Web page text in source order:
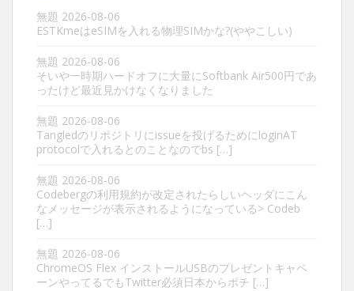
無題 2026-08-06
ESTKmeはeSIMを入れる物理SIMかな?(ややこしい)
無題 2026-08-06
そいや一時期ハードオフに大量にSoftbank Air500円であ
ったけど最近見かけなくなりました
無題 2026-08-06
Tangledのリポジトリにissueを投げるためにloginAT
protocolで入れるとのことなのでbs […]
無題 2026-08-06
Codebergの利用規約が改定されたらしいヘッダにこん
なメッセージが表示されるようになっている> Codeb
[…]
無題 2026-08-06
ChromeOS Flex インストールUSBのプレゼントキャペ
ーンやってるでもTwitter必須日本からポチ […]